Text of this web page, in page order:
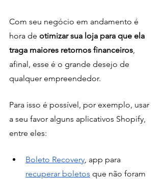
Com seu negócio em andamento é
hora de otimizar sua loja para que ela
traga maiores retornos financeiros
afinal, esse é o grande desejo de
qualquer empreendedor.
Para isso é possível, por exemplo, usar
a seu favor alguns aplicativos Shopify,
entre eles:
Boleto Recovery , app para
recuperar boletos que não foram